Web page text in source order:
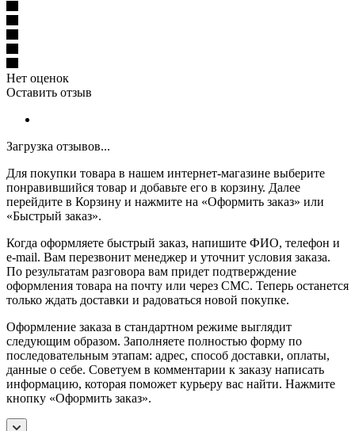
Нет оценок
Оставить отзыв
Загрузка отзывов...
Для покупки товара в нашем интернет-магазине выберите
понравившийся товар и добавьте его в корзину. Далее
перейдите в Корзину и нажмите на «Оформить заказ» или
«Быстрый заказ».
Когда оформляете быстрый заказ, напишите ФИО, телефон и
e-mail. Вам перезвонит менеджер и уточнит условия заказа.
По результатам разговора вам придет подтверждение
оформления товара на почту или через СМС. Теперь останется
только ждать доставки и радоваться новой покупке.
Оформление заказа в стандартном режиме выглядит
следующим образом. Заполняете полностью форму по
последовательным этапам: адрес, способ доставки, оплаты,
данные о себе. Советуем в комментарии к заказу написать
информацию, которая поможет курьеру вас найти. Нажмите
кнопку «Оформить заказ».